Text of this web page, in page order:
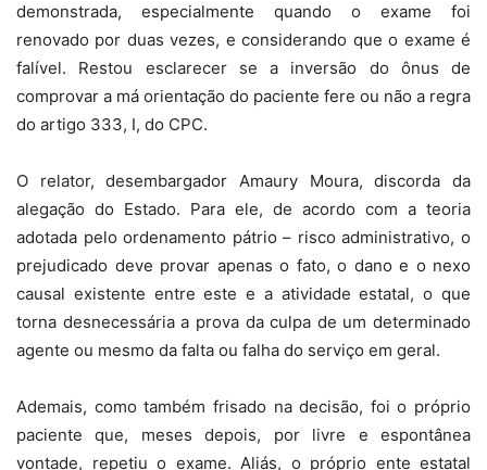
demonstrada, especialmente quando o exame foi
renovado por duas vezes, e considerando que o exame é
falível. Restou esclarecer se a inversão do ônus de
comprovar a má orientação do paciente fere ou não a regra
do artigo 333, I, do CPC.
O relator, desembargador Amaury Moura, discorda da
alegação do Estado. Para ele, de acordo com a teoria
adotada pelo ordenamento pátrio – risco administrativo, o
prejudicado deve provar apenas o fato, o dano e o nexo
causal existente entre este e a atividade estatal, o que
torna desnecessária a prova da culpa de um determinado
agente ou mesmo da falta ou falha do serviço em geral.
Ademais, como também frisado na decisão, foi o próprio
paciente que, meses depois, por livre e espontânea
vontade, repetiu o exame. Aliás, o próprio ente estatal